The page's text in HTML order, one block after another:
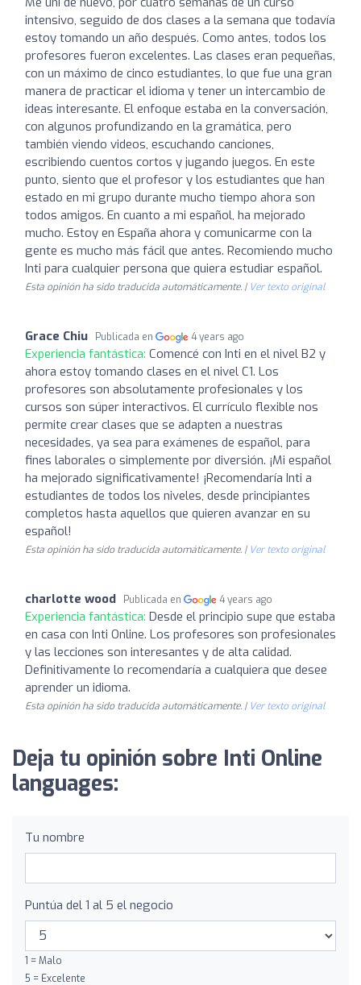
intensivo, seguido de dos clases a la semana que todavía
estoy tomando un año después. Como antes, todos los
profesores fueron excelentes. Las clases eran pequeñas,
con un máximo de cinco estudiantes, lo que fue una gran
manera de practicar el idioma y tener un intercambio de
ideas interesante. El enfoque estaba en la conversación,
con algunos profundizando en la gramática, pero
también viendo videos, escuchando canciones,
escribiendo cuentos cortos y jugando juegos. En este
punto, siento que el profesor y los estudiantes que han
estado en mi grupo durante mucho tiempo ahora son
todos amigos. En cuanto a mi español, ha mejorado
mucho. Estoy en España ahora y comunicarme con la
gente es mucho más fácil que antes. Recomiendo mucho
Inti para cualquier persona que quiera estudiar español.
Esta opinión ha sido traducida automáticamente. | Ver texto original
Grace Chiu Publicada en 4 years ago
Experiencia fantástica: Comencé con Inti en el nivel B2 y
ahora estoy tomando clases en el nivel C1. Los
profesores son absolutamente profesionales y los
cursos son súper interactivos. El currículo flexible nos
permite crear clases que se adapten a nuestras
necesidades, ya sea para exámenes de español, para
fines laborales o simplemente por diversión. ¡Mi español
ha mejorado significativamente! ¡Recomendaría Inti a
estudiantes de todos los niveles, desde principiantes
completos hasta aquellos que quieren avanzar en su
español!
Esta opinión ha sido traducida automáticamente. | Ver texto original
charlotte wood Publicada en 4 years ago
Experiencia fantástica: Desde el principio supe que estaba
en casa con Inti Online. Los profesores son profesionales
y las lecciones son interesantes y de alta calidad.
Definitivamente lo recomendaría a cualquiera que desee
aprender un idioma.
Esta opinión ha sido traducida automáticamente. | Ver texto original
Deja tu opinión sobre Inti Online
languages:
Tu nombre
Puntúa del 1 al 5 el negocio
1 = Malo
5 = Excelente